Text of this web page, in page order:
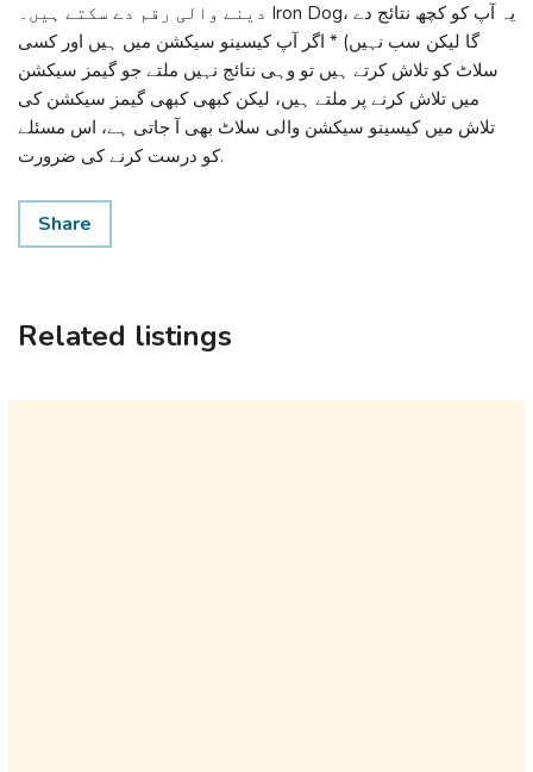
دینے والی رقم دے سکتے ہیں۔ Iron Dog، یہ آپ کو کچھ نتائج دے
گا لیکن سب نہیں) * اگر آپ کیسینو سیکشن میں ہیں اور کسی
سلاٹ کو تلاش کرتے ہیں تو وہی نتائج نہیں ملتے جو گیمز سیکشن
میں تلاش کرنے پر ملتے ہیں، لیکن کبھی کبھی گیمز سیکشن کی
تلاش میں کیسینو سیکشن والی سلاٹ بھی آ جاتی ہے، اس مسئلے
کو درست کرنے کی ضرورت.
Share
Related listings